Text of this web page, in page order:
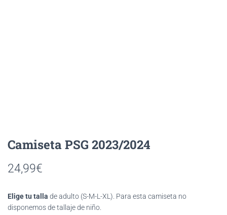
PSG 2023/2024
24,99€
Elige tu talla de adulto (S-M-L-XL). Para esta camiseta no
disponemos de tallaje de niño.